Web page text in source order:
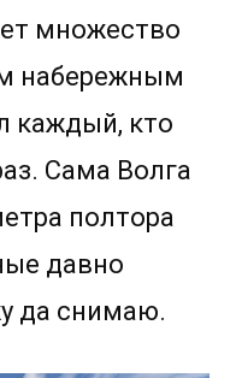
множество
набережным
каждый, кто
Сама Волга
полтора
давно
да снимаю.